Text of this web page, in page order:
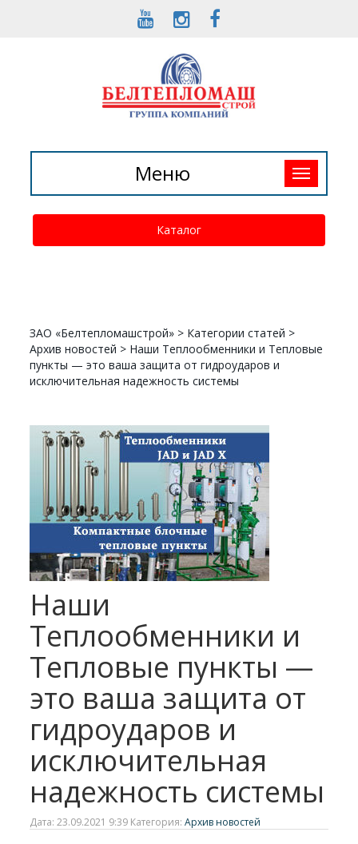
Toggle
navigation
Меню
Каталог
ЗАО «Белтепломашстрой» > Категории статей >
Архив новостей > Наши Теплообменники и Тепловые
пункты — это ваша защита от гидроударов и
исключительная надежность системы
Наши
Теплообменники и
Тепловые пункты —
это ваша защита от
гидроударов и
исключительная
надежность системы
Дата: 23.09.2021 9:39 Категория:Архив новостей